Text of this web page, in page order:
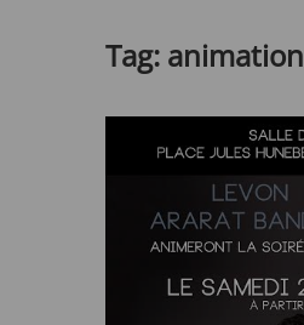
Tag: animation